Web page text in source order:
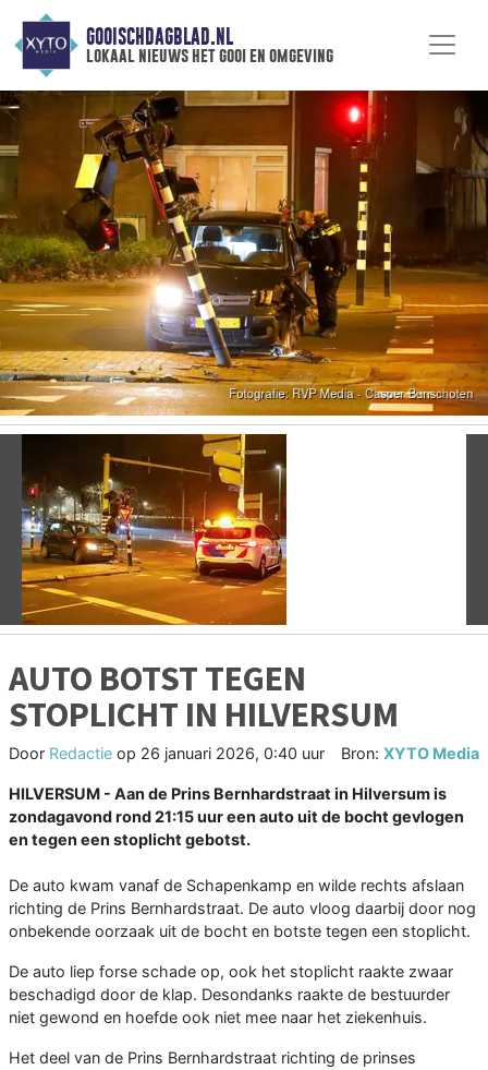
GOOISCHDAGBLAD.NL
lokaal nieuws het gooi en omgeving
Vorige
AUTO BOTST TEGEN
STOPLICHT IN HILVERSUM
Door Redactie op 26 januari 2026, 0:40 uur Bron: XYTO Media
HILVERSUM - Aan de Prins Bernhardstraat in Hilversum is
zondagavond rond 21:15 uur een auto uit de bocht gevlogen
en tegen een stoplicht gebotst.
De auto kwam vanaf de Schapenkamp en wilde rechts afslaan
richting de Prins Bernhardstraat. De auto vloog daarbij door nog
onbekende oorzaak uit de bocht en botste tegen een stoplicht.
De auto liep forse schade op, ook het stoplicht raakte zwaar
beschadigd door de klap. Desondanks raakte de bestuurder
niet gewond en hoefde ook niet mee naar het ziekenhuis.
Het deel van de Prins Bernhardstraat richting de prinses